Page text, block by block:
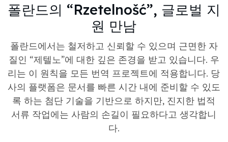
폴란드의 “Rzetelnošć”, 글로벌 지
원 만남
폴란드에서는 철저하고 신뢰할 수 있으며 근면한 자
질인 “제텔노”에 대한 깊은 존경을 받고 있습니다. 우
리는 이 원칙을 모든 번역 프로젝트에 적용합니다. 당
사의 플랫폼은 문서를 빠른 시간 내에 준비할 수 있도
록 하는 첨단 기술을 기반으로 하지만, 진지한 법적
서류 작업에는 사람의 손길이 필요하다고 생각합니
다.